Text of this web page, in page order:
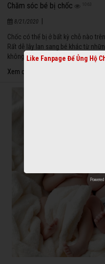
Chăm sóc bé bị chốc 1063
8/21/2020 |
Chốc có thể bị ở bất kỳ chỗ nào
Rất dễ lây lan sang bé khác từ
không sốt.
Xem chi tiết
Like Fanpage Để Ủng Hộ